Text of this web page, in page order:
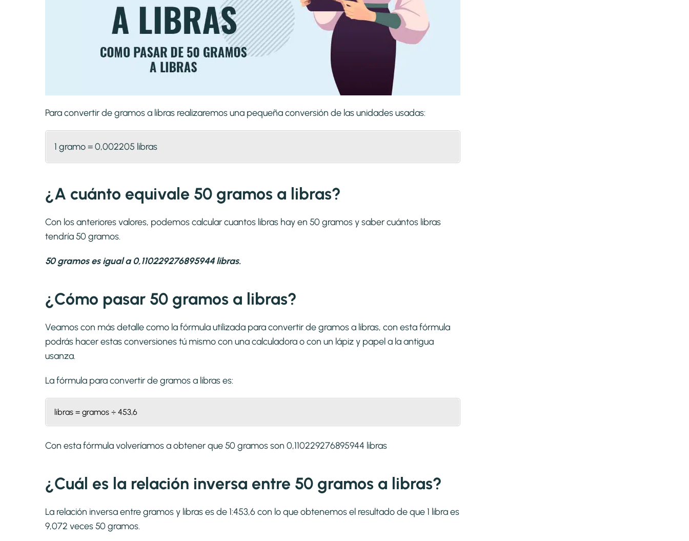
Para convertir de gramos a libras realizaremos una pequeña conversión de las unidades usadas:
1 gramo = 0,002205 libras
¿A cuánto equivale 50 gramos a libras?
Con los anteriores valores, podemos calcular cuantos libras hay en 50 gramos y saber cuántos libras
tendría 50 gramos.
50 gramos es igual a 0,110229276895944 libras.
¿Cómo pasar 50 gramos a libras?
Veamos con más detalle como la fórmula utilizada para convertir de gramos a libras, con esta fórmula
podrás hacer estas conversiones tú mismo con una calculadora o con un lápiz y papel a la antigua
usanza.
La fórmula para convertir degramos a librases:
libras = gramos ÷ 453,6
Con esta fórmula volveríamos a obtener que 50 gramos son 0,110229276895944 libras
¿Cuál es la relación inversa entre 50 gramos a libras?
La relación inversa entre gramos y libras es de 1:453,6 con lo que obtenemos el resultado de que 1 libra es
9,072 veces 50 gramos.